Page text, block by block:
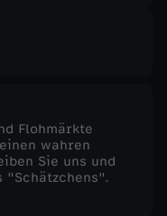
Flohmärkte
wahren
Sie uns und
"Schätzchens".